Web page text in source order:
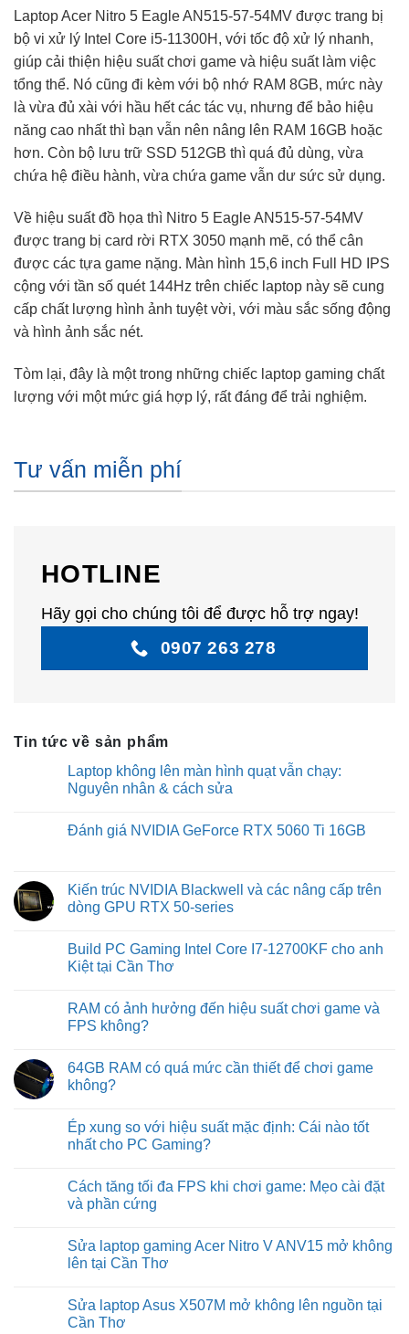
Laptop Acer Nitro 5 Eagle AN515-57-54MV được trang bị
bộ vi xử lý Intel Core i5-11300H, với tốc độ xử lý nhanh,
giúp cải thiện hiệu suất chơi game và hiệu suất làm việc
tổng thể. Nó cũng đi kèm với bộ nhớ RAM 8GB, mức này
là vừa đủ xài với hầu hết các tác vụ, nhưng để bảo hiệu
năng cao nhất thì bạn vẫn nên nâng lên RAM 16GB hoặc
hơn. Còn bộ lưu trữ SSD 512GB thì quá đủ dùng, vừa
chứa hệ điều hành, vừa chứa game vẫn dư sức sử dụng.
Về hiệu suất đồ họa thì Nitro 5 Eagle AN515-57-54MV
được trang bị card rời RTX 3050 mạnh mẽ, có thể cân
được các tựa game nặng. Màn hình 15,6 inch Full HD IPS
cộng với tần số quét 144Hz trên chiếc laptop này sẽ cung
cấp chất lượng hình ảnh tuyệt vời, với màu sắc sống động
và hình ảnh sắc nét.
Tòm lại, đây là một trong những chiếc laptop gaming chất
lượng với một mức giá hợp lý, rất đáng để trải nghiệm.
Tư vấn miễn phí
HOTLINE
Hãy gọi cho chúng tôi để được hỗ trợ ngay!
0907 263 278
Tin tức về sản phẩm
Laptop không lên màn hình quạt vẫn chạy:
Nguyên nhân & cách sửa
on
hình
quạt
vẫn
nhân
&
cách
Đánh giá NVIDIA GeForce RTX 5060 Ti 16GB
Đánh
giá
NVIDIA
5060
Ti
16GB
Kiến trúc NVIDIA Blackwell và các nâng cấp trên
dòng GPU RTX 50-series
on
Kiến
trúc
và
các
nâng
dòng
GPU
RTX
Build PC Gaming Intel Core I7-12700KF cho anh
Kiệt tại Cần Thơ
on
Build
PC
Core
I7-
12700KF
Kiệt
Cần
RAM có ảnh hưởng đến hiệu suất chơi game và
FPS không?
on
RAM
có
đến
hiệu
suất
và
FPS
không?
64GB RAM có quá mức cần thiết để chơi game
không?
on
64GB
RAM
mức
cần
thiết
game
không?
Ép xung so với hiệu suất mặc định: Cái nào tốt
nhất cho PC Gaming?
on
Ép
xung
hiệu
suất
mặc
nào
tốt
nhất
Cách tăng tối đa FPS khi chơi game: Mẹo cài đặt
và phần cứng
on
Cách
tăng
FPS
khi
chơi
Sửa laptop gaming Acer Nitro V ANV15 mở không
lên tại Cần Thơ
on
Sửa
laptop
Sửa laptop Asus X507M mở không lên nguồn tại
Cần Thơ